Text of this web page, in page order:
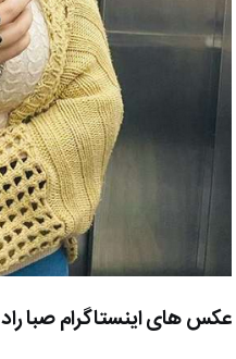
عکس های اینستاگرام صبا راد